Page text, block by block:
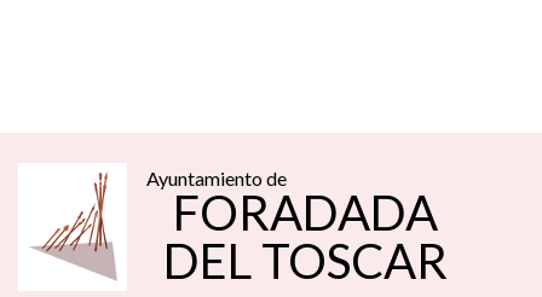
Ayuntamiento de
FORADADA
DEL TOSCAR